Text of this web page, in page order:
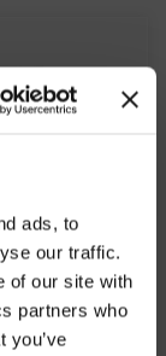
ads, to
our traffic.
of our site with
partners who
you’ve
Gel (Alle
/ Øjengel